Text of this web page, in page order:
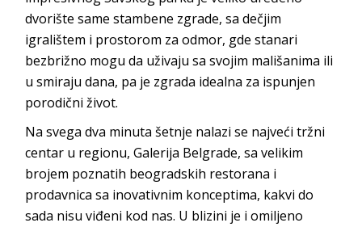
dvorište same stambene zgrade, sa dečjim
igralištem i prostorom za odmor, gde stanari
bezbrižno mogu da uživaju sa svojim mališanima ili
u smiraju dana, pa je zgrada idealna za ispunjen
porodični život.
Na svega dva minuta šetnje nalazi se najveći tržni
centar u regionu, Galerija Belgrade, sa velikim
brojem poznatih beogradskih restorana i
prodavnica sa inovativnim konceptima, kakvi do
sada nisu viđeni kod nas. U blizini je i omiljeno